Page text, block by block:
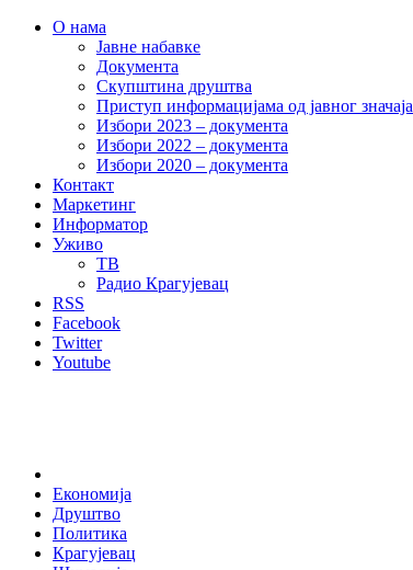
О нама
Јавне набавке
Документа
Скупштина друштва
Приступ информацијама од јавног значаја
Избори 2023 – документа
Избори 2022 – документа
Избори 2020 – документа
Контакт
Маркетинг
Информатор
Уживо
ТВ
Радио Крагујевац
RSS
Facebook
Twitter
Youtube
Економија
Друштво
Политика
Крагујевац